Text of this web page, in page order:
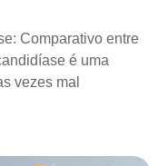
Comparativo entre
é uma
vezes mal